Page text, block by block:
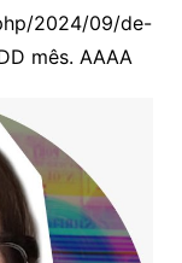
2024/09/de-
mês. AAAA